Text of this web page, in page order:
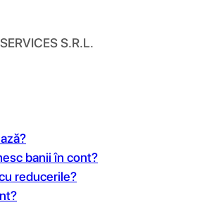
S.R.L.
banii în cont?
reducerile?